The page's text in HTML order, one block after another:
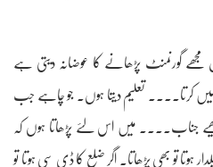
گورنمنٹ پڑھانے کا عوضانہ دیتی ہے
کرتا.... تعلیم دیتا ہوں۔ جو چاہے جب
جناب.... میں اس لئے پڑھاتا ہوں کہ
ہوتا تو بھی پڑھاتا۔ اگر ضلع کا ڈی سی ہوتا تو